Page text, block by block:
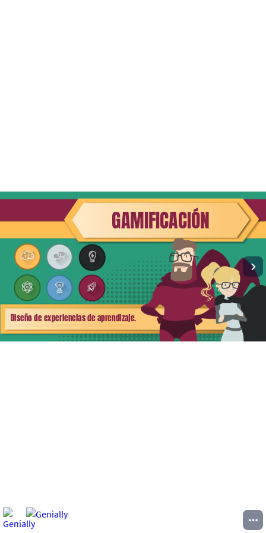
GAMIFICACIÓN
Diseño de experiencias de aprendizaje.